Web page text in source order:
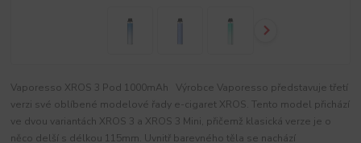
Vaporesso XROS 3 Pod 1000mAh Výrobce Vaporesso představuje třetí
verzi své oblíbené modelové řady e-cigaret XROS. Tento model přichází
ve dvou variantách XROS 3 a XROS 3 Mini, přičemž klasická verze je o
něco delší s délkou 115mm. Uvnitř barevného těla se nachází